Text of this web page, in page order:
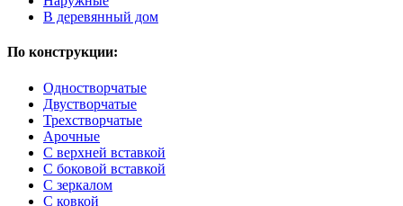
В деревянный дом
По конструкции:
Одностворчатые
Двустворчатые
Трехстворчатые
Арочные
С верхней вставкой
С боковой вставкой
С зеркалом
С ковкой